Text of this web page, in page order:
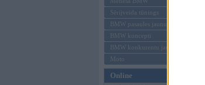
Sērijveida tūnings
BMW pasaules jaunumi
BMW koncepti
BMW konkurentu jaunumi
Moto
Online